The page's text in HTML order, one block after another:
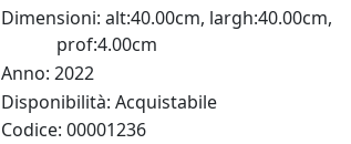
Dimensioni: alt:40.00cm, largh:40.00cm,
prof:4.00cm
Anno: 2022
Disponibilità: Acquistabile
Codice: 00001236